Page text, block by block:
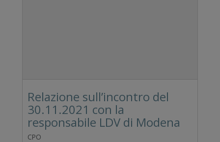
Relazione sull’incontro del
30.11.2021 con la
responsabile LDV di Modena
CPO